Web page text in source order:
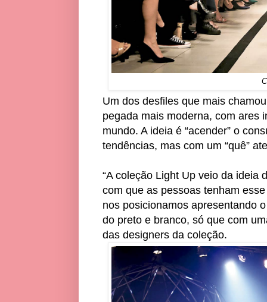
Um dos desfiles que mais
pegada mais moderna, com ares
mundo. A ideia é “acender” o
tendências, mas com um “quê”
“A coleção Light Up veio da ideia
com que as pessoas tenham
nos posicionamos apresentando
do preto e branco, só que com
das designers da coleção.